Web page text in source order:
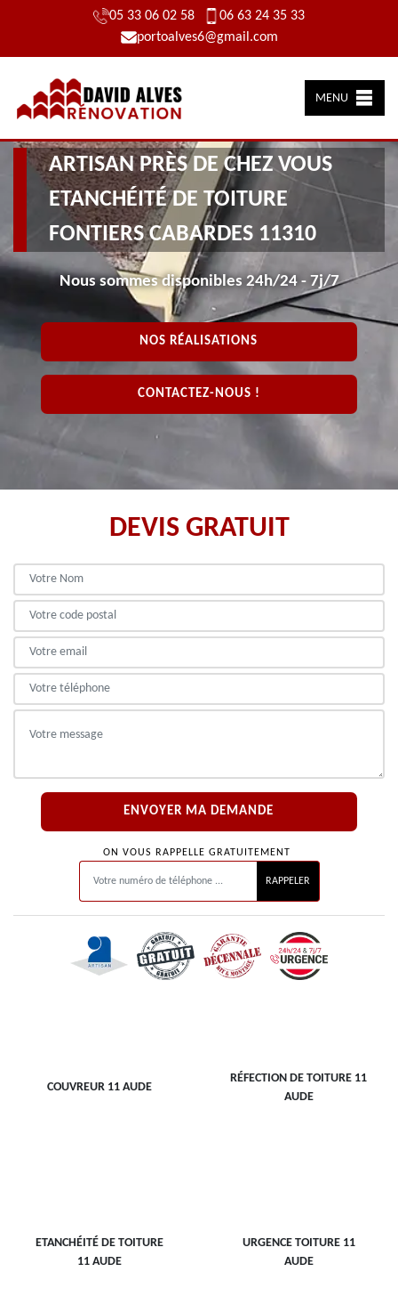
05 33 06 02 58
06 63 24 35 33
portoalves6@gmail.com
MENU
ARTISAN PRÈS DE CHEZ VOUS
ETANCHÉITÉ DE TOITURE
FONTIERS CABARDES 11310
Nous sommes disponibles 24h/24 - 7j/7
NOS RÉALISATIONS
CONTACTEZ-NOUS !
DEVIS GRATUIT
ON VOUS RAPPELLE GRATUITEMENT
COUVREUR 11 AUDE
RÉFECTION DE TOITURE 11
AUDE
ETANCHÉITÉ DE TOITURE
11 AUDE
URGENCE TOITURE 11
AUDE